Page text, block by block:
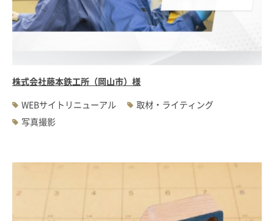
株式会社藤本鉄工所（岡山市）様
WEBサイトリニューアル
取材・ライティング
写真撮影